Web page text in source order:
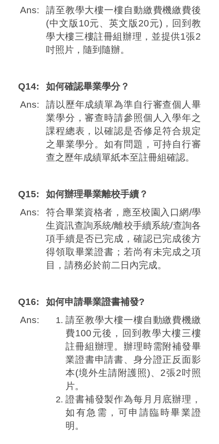
Ans:
請至教學大樓一樓自動繳費機繳費後
(中文版10元、英文版20元)，回到教
學大樓三樓註冊組辦理，並提供1張2
吋照片，隨到隨辦。
Q14:
如何確認畢業學分？
Ans:
請以歷年成績單為準自行審查個人畢
業學分，審查時請參照個人入學年之
課程總表，以確認是否修足符合規定
之畢業學分。如有問題，可持自行審
查之歷年成績單紙本至註冊組確認。
Q15:
如何辦理畢業離校手續？
Ans:
符合畢業資格者，應至校園入口網/學
生資訊查詢系統/離校手續系統/查詢各
項手續是否已完成，確認已完成後方
得領取畢業證書；若尚有未完成之項
目，請務必於前二日內完成。
Q16:
如何申請畢業證書補發?
Ans:
請至教學大樓一樓自動繳費機繳
費100元後，回到教學大樓三樓
註冊組辦理。辦理時需附補發畢
業證書申請書、身分證正反面影
本(境外生請附護照)、2張2吋照
片。
證書補發製作為每月月底辦理，
如有急需，可申請臨時畢業證
明。